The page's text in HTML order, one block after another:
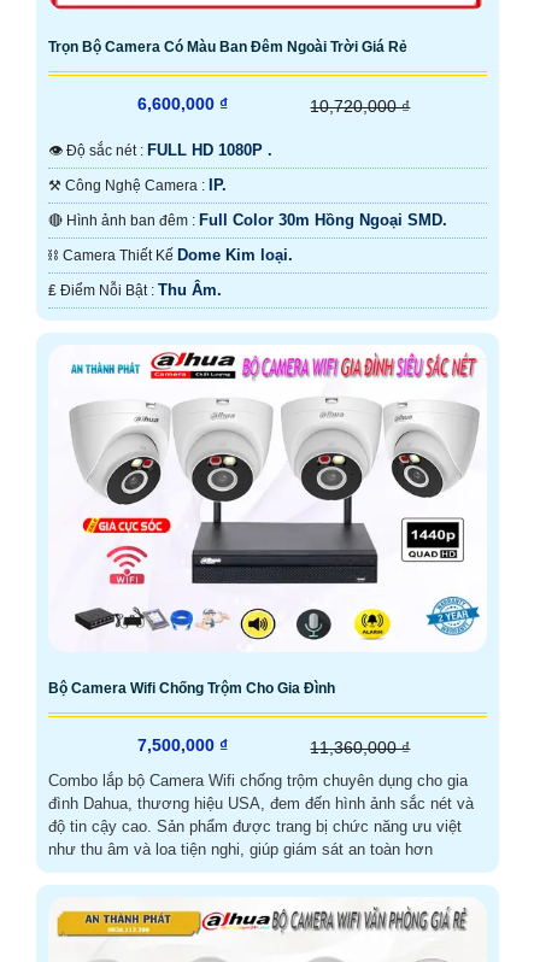
Trọn Bộ Camera Có Màu Ban Đêm Ngoài Trời Giá Rẻ
6,600,000 ₫ 10,720,000 ₫
👁 Độ sắc nét : FULL HD 1080P .
⚒ Công Nghệ Camera : IP.
🔴 Hình ảnh ban đêm : Full Color 30m Hồng Ngoại SMD.
⛓ Camera Thiết Kế Dome Kim loại.
️₤ Điểm Nỗi Bật : Thu Âm.
Bộ Camera Wifi Chống Trộm Cho Gia Đình
7,500,000 ₫ 11,360,000 ₫
Combo lắp bộ Camera Wifi chống trộm chuyên dụng cho gia
đình Dahua, thương hiệu USA, đem đến hình ảnh sắc nét và
độ tin cậy cao. Sản phẩm được trang bị chức năng ưu việt
như thu âm và loa tiện nghi, giúp giám sát an toàn hơn